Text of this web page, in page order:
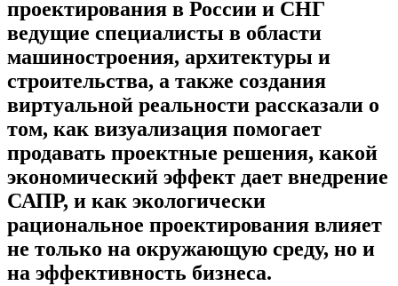
проектирования в России и СНГ
ведущие специалисты в области
машиностроения, архитектуры и
строительства, а также создания
виртуальной реальности рассказали о
том, как визуализация помогает
продавать проектные решения, какой
экономический эффект дает внедрение
САПР, и как экологически
рациональное проектирования влияет
не только на окружающую среду, но и
на эффективность бизнеса.